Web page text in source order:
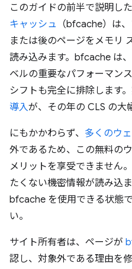
このガイドの前半で説明した
キャッシュ （bfcache）は
または後のページをメモリ
読み込みます。bfcache は
ベルの重要なパフォーマン
シフトも完全に排除します。
導入が、その年の CLS の大
にもかかわらず、 多くのウ
外であるため、この無料の
メリットを享受できません
たくない機密情報が読み込
bfcache を使用できる状態
い。
サイト所有者は、ページが
認し、対象外である理由を